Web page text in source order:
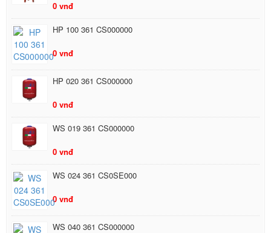
0 vnđ
HP 100 361 CS000000
0 vnđ
HP 020 361 CS000000
0 vnđ
WS 019 361 CS000000
0 vnđ
WS 024 361 CS0SE000
0 vnđ
WS 040 361 CS000000